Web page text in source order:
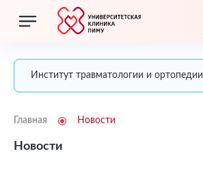
Институт травматологии и ортопедии
Главная Новости
Новости